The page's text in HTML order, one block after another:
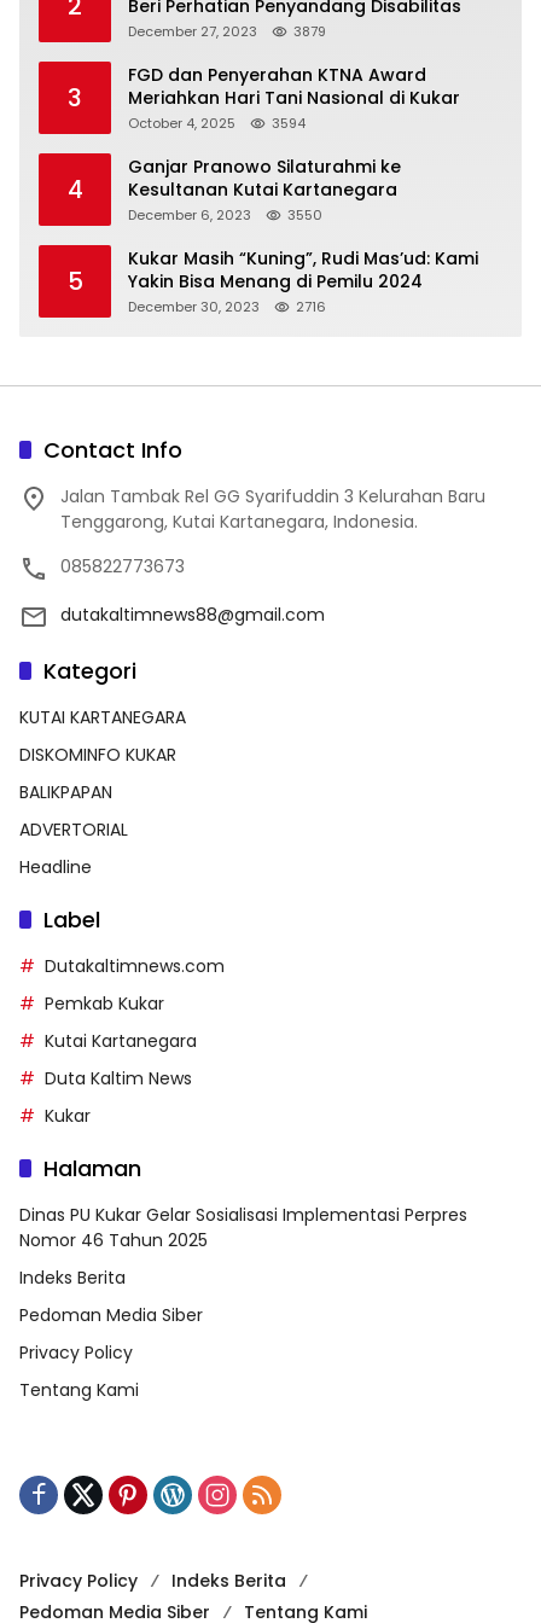
Beri Perhatian Penyandang Disabilitas
December 27, 2023 3879
3
FGD dan Penyerahan KTNA Award
Meriahkan Hari Tani Nasional di Kukar
October 4, 2025 3594
4
Ganjar Pranowo Silaturahmi ke
Kesultanan Kutai Kartanegara
December 6, 2023 3550
5
Kukar Masih “Kuning”, Rudi Mas’ud: Kami
Yakin Bisa Menang di Pemilu 2024
December 30, 2023 2716
Contact Info
Jalan Tambak Rel GG Syarifuddin 3 Kelurahan Baru
Tenggarong, Kutai Kartanegara, Indonesia.
085822773673
dutakaltimnews88@gmail.com
Kategori
KUTAI KARTANEGARA
DISKOMINFO KUKAR
BALIKPAPAN
ADVERTORIAL
Headline
Label
Dutakaltimnews.com
Pemkab Kukar
Kutai Kartanegara
Duta Kaltim News
Kukar
Halaman
Dinas PU Kukar Gelar Sosialisasi Implementasi Perpres
Nomor 46 Tahun 2025
Indeks Berita
Pedoman Media Siber
Privacy Policy
Tentang Kami
Privacy Policy
Indeks Berita
Pedoman Media Siber
Tentang Kami